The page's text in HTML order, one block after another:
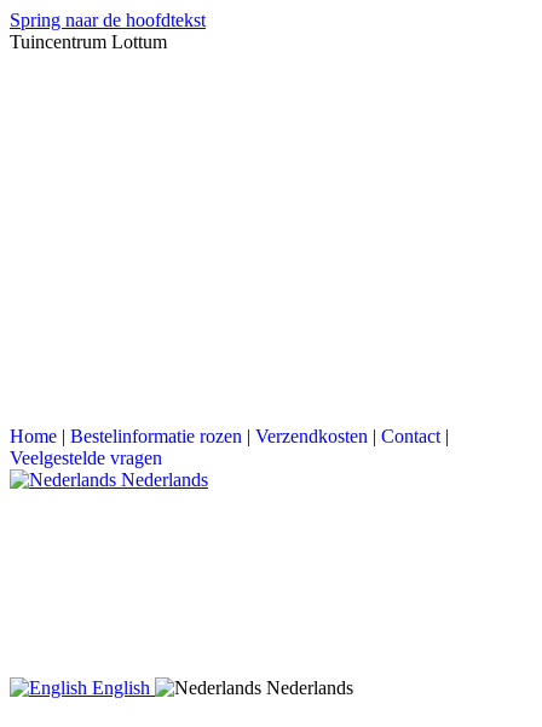
Spring naar de hoofdtekst
Tuincentrum Lottum
Home | Bestelinformatie rozen | Verzendkosten | Contact |
Veelgestelde vragen
Nederlands
English Nederlands